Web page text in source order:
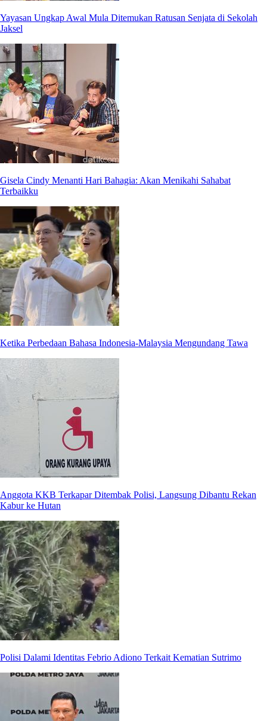
Yayasan Ungkap Awal Mula Ditemukan Ratusan Senjata di Sekolah
Jaksel
Gisela Cindy Menanti Hari Bahagia: Akan Menikahi Sahabat
Terbaikku
Ketika Perbedaan Bahasa Indonesia-Malaysia Mengundang Tawa
Anggota KKB Terkapar Ditembak Polisi, Langsung Dibantu Rekan
Kabur ke Hutan
Polisi Dalami Identitas Febrio Adiono Terkait Kematian Sutrimo